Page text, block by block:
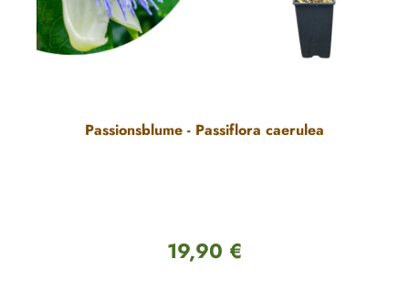
Passionsblume - Passiflora caerulea
Regulärer Preis:
19,90 €